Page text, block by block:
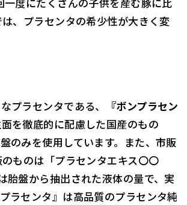
、プラセンタの希少性が大きく変
なプラセンタである、
『ボンプラセン
を徹底的に配慮した国産のもの
のみを使用しています。また、市販
ものは「プラセンタエキス〇〇
盤から抽出された液体の量で、実
ラセンタ』は高品質のプラセンタ純